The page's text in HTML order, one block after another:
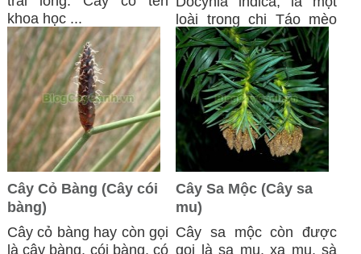
khoa học ...
loài trong chi Táo mèo
(Docynia) ...
Cây Cỏ Bàng (Cây cói
bàng)
Cây cỏ bàng hay còn gọi
là cây bàng, cói bàng, có
Cây Sa Mộc (Cây sa
mu)
Cây sa mộc còn được
gọi là sa mu, xa mu, sà